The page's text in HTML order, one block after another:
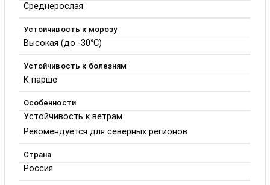
Среднерослая
Устойчивость к морозу
Высокая (до -30°C)
Устойчивость к болезням
К парше
Особенности
Устойчивость к ветрам
Рекомендуется для северных регионов
Страна
Россия